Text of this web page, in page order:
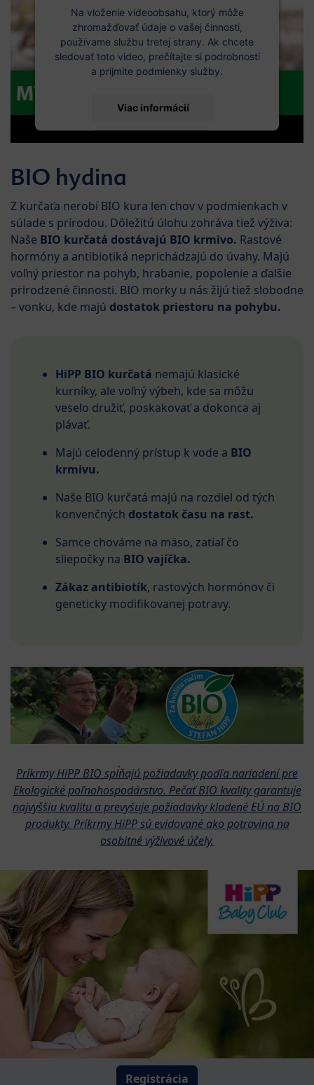
Na vloženie videoobsahu, ktorý môže
zhromažďovať údaje o vašej činnosti,
používame službu tretej strany. Ak chcete
sledovať toto video, prečítajte si podrobnosti
a prijmite podmienky služby.
Viac informácií
Prijať
BIO hydina
Z kurčaťa nerobí BIO kura len chov v podmienkach v
súlade s prírodou. Dôležitú úlohu zohráva tiež výživa:
Naše BIO kurčatá dostávajú BIO krmivo. Rastové
hormóny a antibiotiká neprichádzajú do úvahy. Majú
voľný priestor na pohyb, hrabanie, popolenie a ďalšie
prirodzené činnosti. BIO morky u nás žijú tiež slobodne
– vonku, kde majú dostatok priestoru na pohybu.
HiPP BIO kurčatá nemajú klasické
kurníky, ale voľný výbeh, kde sa môžu
veselo družiť, poskakovať a dokonca aj
plávať.
Majú celodenný prístup k vode a BIO
krmivu.
Naše BIO kurčatá majú na rozdiel od tých
konvenčných dostatok času na rast.
Samce chováme na mäso, zatiaľ čo
sliepočky na BIO vajíčka.
Zákaz antibiotík, rastových hormónov či
geneticky modifikovanej potravy.
Príkrmy HiPP BIO spĺňajú požiadavky podľa nariadení pre
Ekologické poľnohospodárstvo. Pečať BIO kvality garantuje
najvyššiu kvalitu a prevyšuje požiadavky kladené EÚ na BIO
produkty. Príkrmy HiPP sú evidované ako potravina na
osobitné výživové účely.
Registrácia